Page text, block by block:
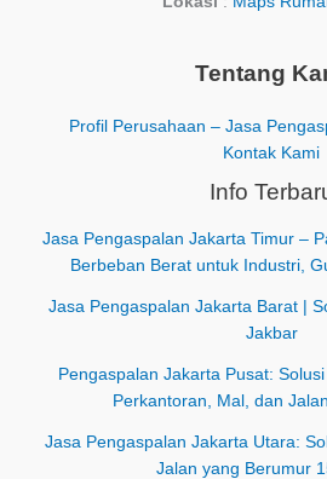
Tentang
Profil Perusahaan – Jasa
Kontak Kami
Info
Jasa Pengaspalan Jakarta Timur –
Berbeban Berat untuk Industri,
Jasa Pengaspalan Jakarta Barat |
Jakbar
Pengaspalan Jakarta Pusat:
Perkantoran, Mal, dan
Jasa Pengaspalan Jakarta Utara:
Jalan yang Berumur